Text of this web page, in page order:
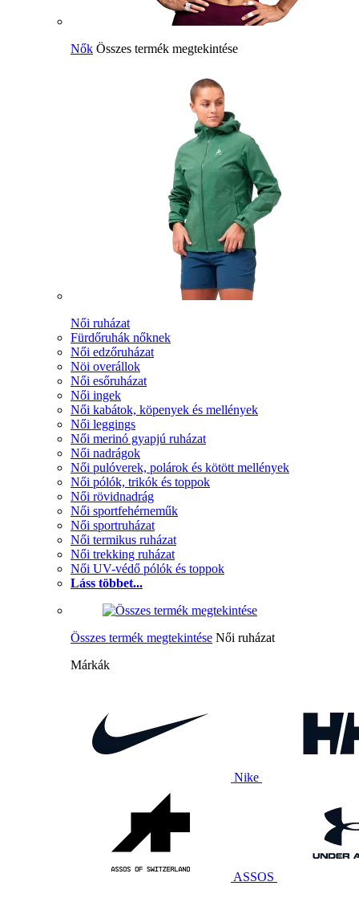
Nők Összes termék megtekintése
Női ruházat
Fürdőruhák nőknek
Női edzőruházat
Nöi overállok
Női esőruházat
Női ingek
Női kabátok, köpenyek és mellények
Női leggings
Női merinó gyapjú ruházat
Női nadrágok
Női pulóverek, polárok és kötött mellények
Női pólók, trikók és toppok
Női rövidnadrág
Női sportfehérneműk
Női sportruházat
Női termikus ruházat
Női trekking ruházat
Női UV-védő pólók és toppok
Láss többet...
Összes termék megtekintése Női ruházat
Márkák
Nike
ASSOS